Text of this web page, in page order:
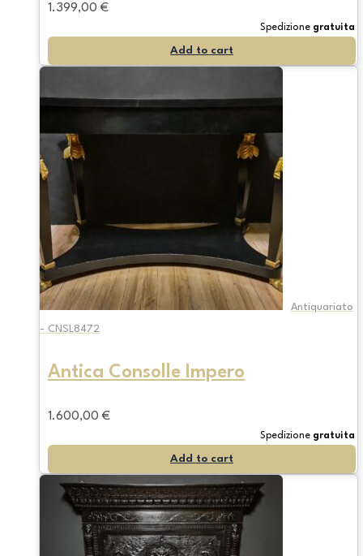
1.399,00 €
Spedizione gratuita
Add to cart
Antiquariato
- CNSL8472
Antica Consolle Impero
1.600,00 €
Spedizione gratuita
Add to cart